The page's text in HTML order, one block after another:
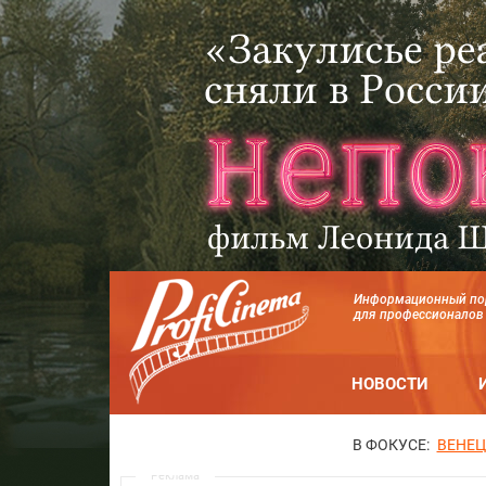
Информационный
для профессионалов
НОВОСТИ
В ФОКУСЕ:
Реклама